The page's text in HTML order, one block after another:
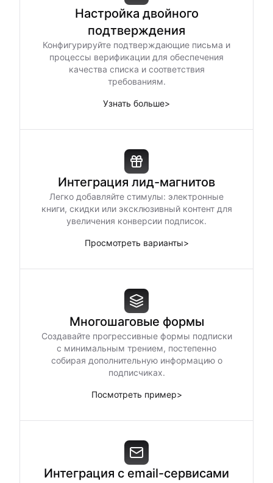
Настройка двойного
подтверждения
Конфигурируйте подтверждающие письма и
процессы верификации для обеспечения
качества списка и соответствия
требованиям.
Узнать больше>
Интеграция лид-магнитов
Легко добавляйте стимулы: электронные
книги, скидки или эксклюзивный контент для
увеличения конверсии подписок.
Просмотреть варианты>
Многошаговые формы
Создавайте прогрессивные формы подписки
с минимальным трением, постепенно
собирая дополнительную информацию о
подписчиках.
Посмотреть пример>
Интеграция с email-сервисами